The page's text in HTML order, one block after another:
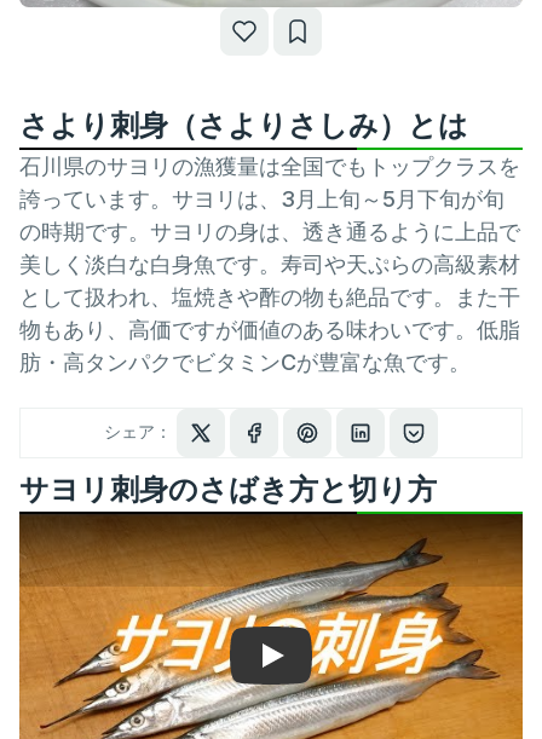
さより刺身（さよりさしみ）とは
石川県のサヨリの漁獲量は全国でもトップクラスを
誇っています。サヨリは、3月上旬～5月下旬が旬
の時期です。サヨリの身は、透き通るように上品で
美しく淡白な白身魚です。寿司や天ぷらの高級素材
として扱われ、塩焼きや酢の物も絶品です。また干
物もあり、高価ですが価値のある味わいです。低脂
肪・高タンパクでビタミンCが豊富な魚です。
シェア：
サヨリ刺身のさばき方と切り方
Play